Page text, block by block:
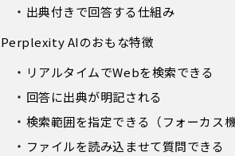
出典付きで回答する仕組み
Perplexity AIのおもな特徴
リアルタイムでWebを検索できる
回答に出典が明記される
検索範囲を指定できる（フォーカス
ファイルを読み込ませて質問できる